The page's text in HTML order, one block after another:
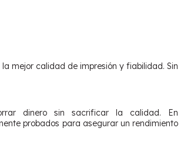
mejor calidad de impresión y fiabilidad. Sin
dinero sin sacrificar la calidad. En
probados para asegurar un rendimiento